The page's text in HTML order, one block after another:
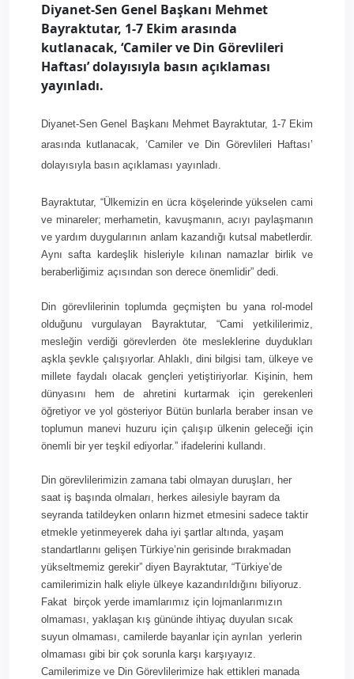
Diyanet-Sen Genel Başkanı Mehmet
Bayraktutar, 1-7 Ekim arasında
kutlanacak, ‘Camiler ve Din Görevlileri
Haftası’ dolayısıyla basın açıklaması
yayınladı.
Diyanet-Sen Genel Başkanı Mehmet Bayraktutar, 1-7 Ekim
arasında kutlanacak, ‘Camiler ve Din Görevlileri Haftası’
dolayısıyla basın açıklaması yayınladı.
Bayraktutar, “Ülkemizin en ücra köşelerinde yükselen cami
ve minareler; merhametin, kavuşmanın, acıyı paylaşmanın
ve yardım duygularının anlam kazandığı kutsal mabetlerdir.
Aynı safta kardeşlik hisleriyle kılınan namazlar birlik ve
beraberliğimiz açısından son derece önemlidir” dedi.
Din görevlilerinin toplumda geçmişten bu yana rol-model
olduğunu vurgulayan Bayraktutar, “Cami yetkililerimiz,
mesleğin verdiği görevlerden öte mesleklerine duydukları
aşkla şevkle çalışıyorlar. Ahlaklı, dini bilgisi tam, ülkeye ve
millete faydalı olacak gençleri yetiştiriyorlar. Kişinin, hem
dünyasını hem de ahretini kurtarmak için gerekenleri
öğretiyor ve yol gösteriyor Bütün bunlarla beraber insan ve
toplumun manevi huzuru için çalışıp ülkenin geleceği için
önemli bir yer teşkil ediyorlar.” ifadelerini kullandı.
Din görevlilerimizin zamana tabi olmayan duruşları, her
saat iş başında olmaları, herkes ailesiyle bayram da
seyranda tatildeyken onların hizmet etmesini sadece taktir
etmekle yetinmeyerek daha iyi şartlar altında, yaşam
standartlarını gelişen Türkiye’nin gerisinde bırakmadan
yükseltmemiz gerekir” diyen Bayraktutar, “Türkiye’de
camilerimizin halk eliyle ülkeye kazandırıldığını biliyoruz.
Fakat birçok yerde imamlarımız için lojmanlarımızın
olmaması, yaklaşan kış gününde ihtiyaç duyulan sıcak
suyun olmaması, camilerde bayanlar için ayrılan yerlerin
olmaması gibi bir çok sorunla karşı karşıyayız.
Camilerimize ve Din Görevlilerimize hak ettikleri manada